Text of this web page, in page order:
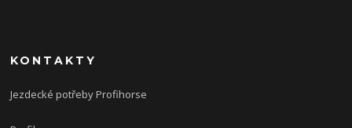
KONTAKTY
Jezdecké potřeby Profihorse